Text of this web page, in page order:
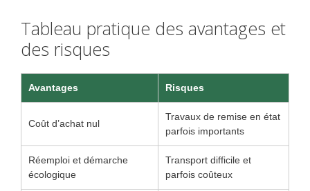
Tableau pratique des avantages et
des risques
Avantages Risques
Coût d’achat nul
Travaux de remise en état
parfois importants
Réemploi et démarche
écologique
Transport difficile et
parfois coûteux